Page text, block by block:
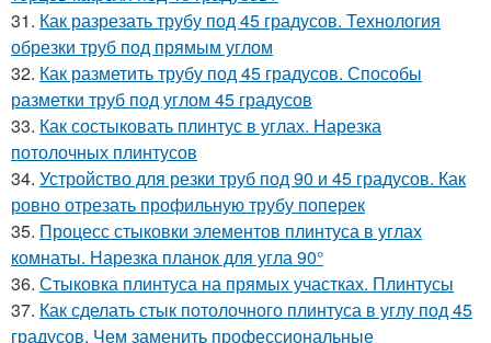
31. Как разрезать трубу под 45 градусов. Технология
обрезки труб под прямым углом
32. Как разметить трубу под 45 градусов. Способы
разметки труб под углом 45 градусов
33. Как состыковать плинтус в углах. Нарезка
потолочных плинтусов
34. Устройство для резки труб под 90 и 45 градусов. Как
ровно отрезать профильную трубу поперек
35. Процесс стыковки элементов плинтуса в углах
комнаты. Нарезка планок для угла 90°
36. Стыковка плинтуса на прямых участках. Плинтусы
37. Как сделать стык потолочного плинтуса в углу под 45
градусов. Чем заменить профессиональные